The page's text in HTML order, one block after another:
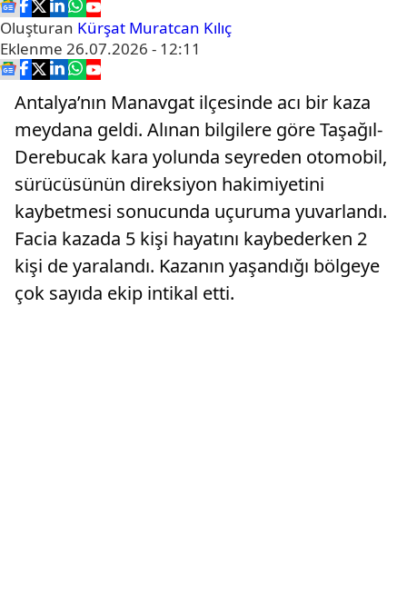
Oluşturan Kürşat Muratcan Kılıç
Eklenme 26.07.2026 - 12:11
Antalya’nın Manavgat ilçesinde acı bir kaza
meydana geldi. Alınan bilgilere göre Taşağıl-
Derebucak kara yolunda seyreden otomobil,
sürücüsünün direksiyon hakimiyetini
kaybetmesi sonucunda uçuruma yuvarlandı.
Facia kazada 5 kişi hayatını kaybederken 2
kişi de yaralandı. Kazanın yaşandığı bölgeye
çok sayıda ekip intikal etti.